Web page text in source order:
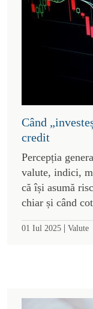
Când
credit
Percepția
valute, indici,
că își asumă
chiar și când
01 Iul 2025 | Valute